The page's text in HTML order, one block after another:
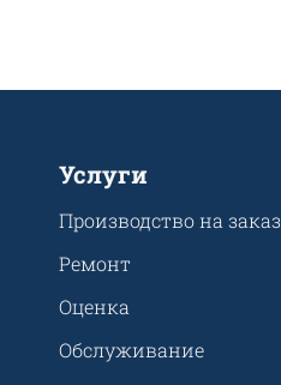
Услуги
Производство на заказ
Ремонт
Оценка
Обслуживание